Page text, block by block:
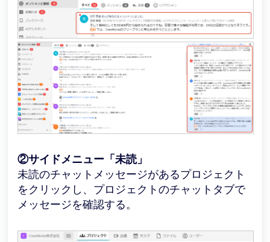
②サイドメニュー「未読」
未読のチャットメッセージがあるプロジェクト
をクリックし、プロジェクトのチャットタブで
メッセージを確認する。